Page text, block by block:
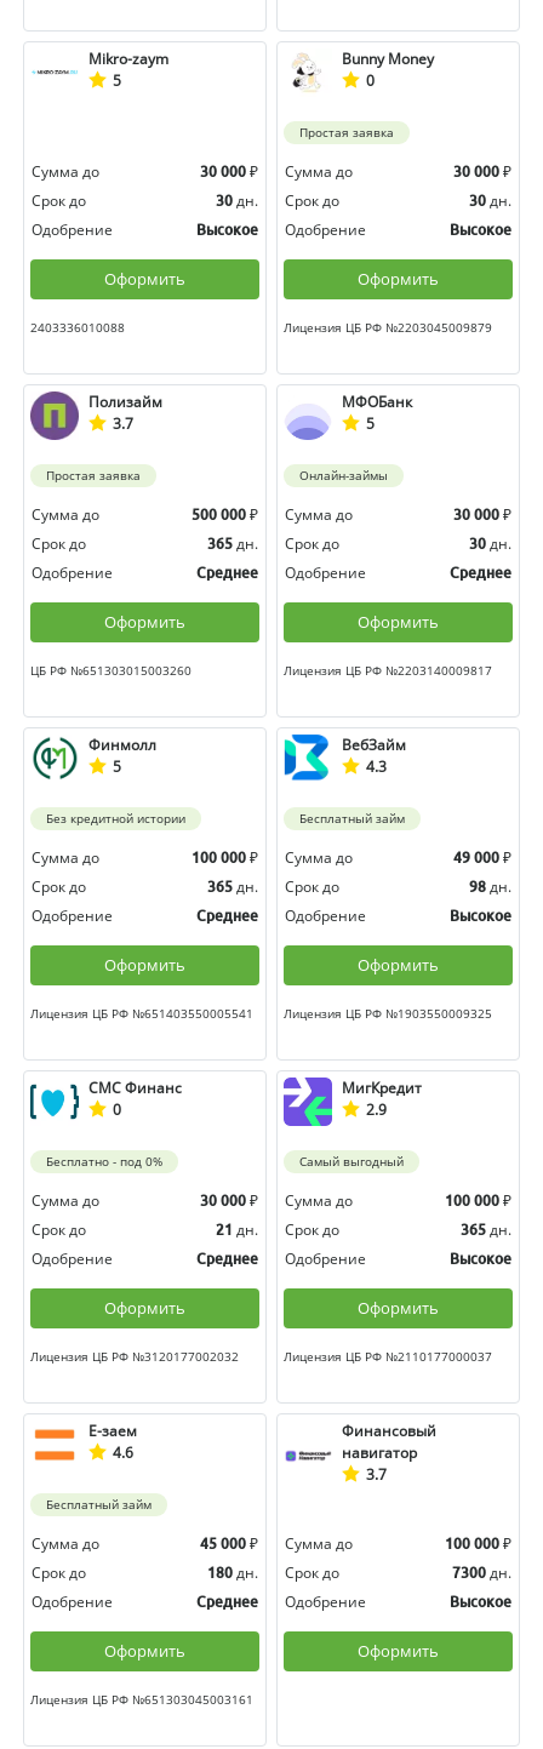
Mikro-zaym
5
Сумма до 30 000 ₽
Срок до
30 дн.
Одобрение
Высокое
Оформить
2403336010088
Bunny Money
0
Простая заявка
Сумма до 30 000 ₽
Срок до
30 дн.
Одобрение
Высокое
Оформить
Лицензия ЦБ РФ №2203045009879
Полизайм
3.7
Простая заявка
Сумма до 500 000 ₽
Срок до
365 дн.
Одобрение
Среднее
Оформить
ЦБ РФ №651303015003260
МФОБанк
5
Онлайн-займы
Сумма до 30 000 ₽
Срок до
30 дн.
Одобрение
Среднее
Оформить
Лицензия ЦБ РФ №2203140009817
Финмолл
5
Без кредитной истории
Сумма до 100 000 ₽
Срок до
365 дн.
Одобрение
Среднее
Оформить
Лицензия ЦБ РФ №651403550005541
ВебЗайм
4.3
Бесплатный займ
Сумма до 49 000 ₽
Срок до
98 дн.
Одобрение
Высокое
Оформить
Лицензия ЦБ РФ №1903550009325
СМС Финанс
0
Бесплатно - под 0%
Сумма до 30 000 ₽
Срок до
21 дн.
Одобрение
Среднее
Оформить
Лицензия ЦБ РФ №3120177002032
МигКредит
2.9
Самый выгодный
Сумма до 100 000 ₽
Срок до
365 дн.
Одобрение
Высокое
Оформить
Лицензия ЦБ РФ №2110177000037
Е-заем
4.6
Бесплатный займ
Сумма до 45 000 ₽
Срок до
180 дн.
Одобрение
Среднее
Оформить
Лицензия ЦБ РФ №651303045003161
Финансовый
навигатор
3.7
Сумма до 100 000 ₽
Срок до
7300 дн.
Одобрение
Высокое
Оформить